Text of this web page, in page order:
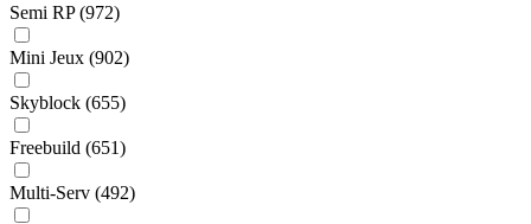
Semi RP(972)
Mini Jeux (902)
Skyblock (655)
Freebuild (651)
Multi-Serv (492)